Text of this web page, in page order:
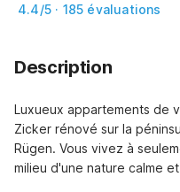
4.4/5 · 185 évaluations
Description
Luxueux appartements de
Zicker rénové sur la
Rügen. Vous vivez à
milieu d'une nature calme